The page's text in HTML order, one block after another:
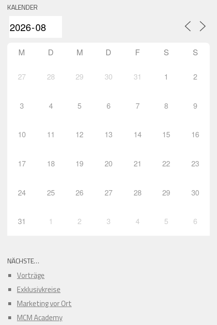
KALENDER
M D M D F S S
27 28 29 30 31 1 2
3 4 5 6 7 8 9
10 11 12 13 14 15 16
17 18 19 20 21 22 23
24 25 26 27 28 29 30
31 1 2 3 4 5 6
NÄCHSTE…
Vorträge
Exklusivkreise
Marketing vor Ort
MCM Academy